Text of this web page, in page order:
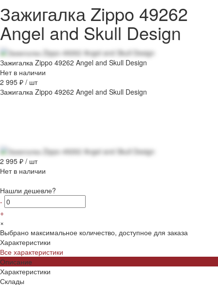
Зажигалка Zippo 49262
Angel and Skull Design
Зажигалка Zippo 49262 Angel and Skull Design
Нет в наличии
2 995 ₽ / шт
Зажигалка Zippo 49262 Angel and Skull Design
2 995 ₽ / шт
Нет в наличии
Нашли дешевле?
-
+
×
Выбрано максимальное количество, доступное для заказа
Характеристики
Все характеристики
Описание
Характеристики
Склады